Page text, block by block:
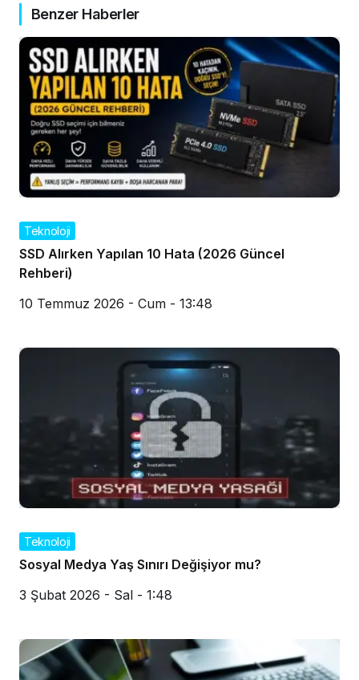
Benzer Haberler
Teknoloji
SSD Alırken Yapılan 10 Hata (2026 Güncel
Rehberi)
10 Temmuz 2026 - Cum - 13:48
Teknoloji
Sosyal Medya Yaş Sınırı Değişiyor mu?
3 Şubat 2026 - Sal - 1:48